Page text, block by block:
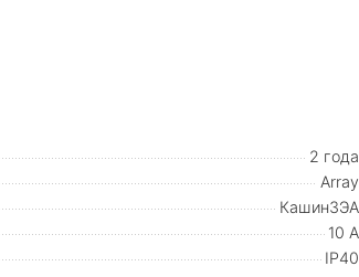
2 года
Array
КашинЗЭА
10 А
IP40